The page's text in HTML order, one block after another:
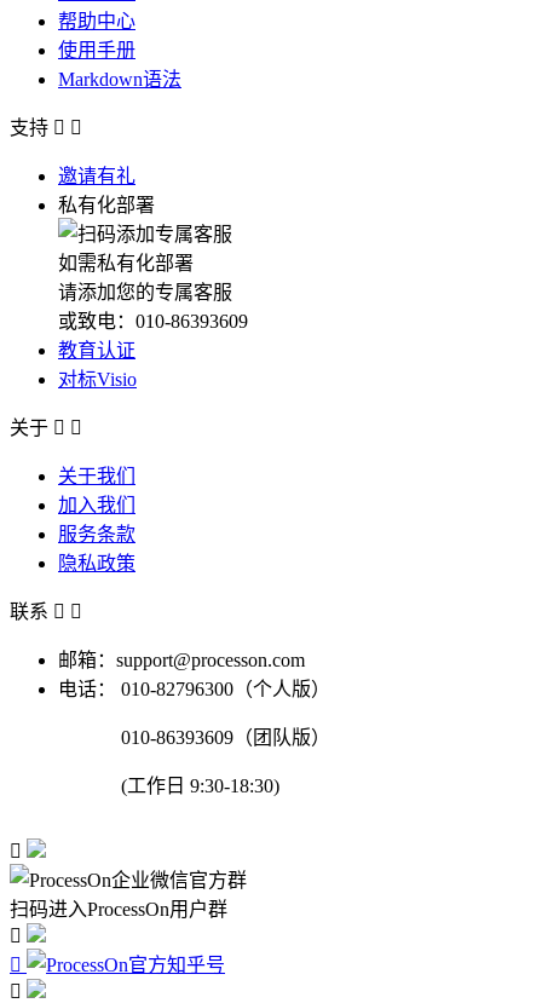
帮助中心
使用手册
Markdown语法
支持  
邀请有礼
私有化部署
如需私有化部署
请添加您的专属客服
或致电：010-86393609
教育认证
对标Visio
关于  
关于我们
加入我们
服务条款
隐私政策
联系  
邮箱：support@processon.com
电话：
010-82796300（个人版）
010-86393609（团队版）
(工作日 9:30-18:30)

扫码进入ProcessOn用户群


